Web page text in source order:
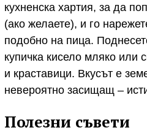
кухненска хартия, за да
(ако желаете), и го
подобно на пица.
купичка кисело мляко или
и краставици. Вкусът е
невероятно засищащ –
Полезни съвети